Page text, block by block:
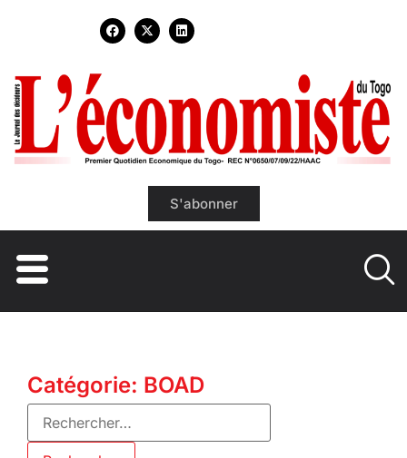
S'abonner
Catégorie: BOAD